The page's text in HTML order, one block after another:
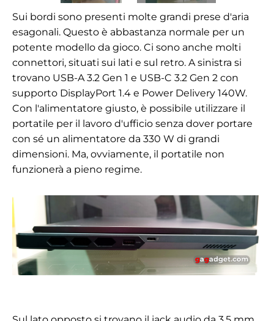
Sui bordi sono presenti molte grandi prese d'aria
esagonali. Questo è abbastanza normale per un
potente modello da gioco. Ci sono anche molti
connettori, situati sui lati e sul retro. A sinistra si
trovano USB-A 3.2 Gen 1 e USB-C 3.2 Gen 2 con
supporto DisplayPort 1.4 e Power Delivery 140W.
Con l'alimentatore giusto, è possibile utilizzare il
portatile per il lavoro d'ufficio senza dover portare
con sé un alimentatore da 330 W di grandi
dimensioni. Ma, ovviamente, il portatile non
funzionerà a pieno regime.